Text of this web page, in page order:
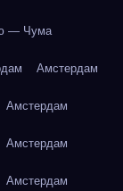
— Чума
Амстердам
Амстердам
Амстердам
Амстердам